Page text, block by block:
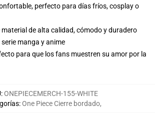
perfecto para días fríos, cosplay o
de alta calidad, cómodo y duradero
manga y anime
para que los fans muestren su amor por la
:ONEPIECEMERCH-155-WHITE
:One Piece Cierre bordado,